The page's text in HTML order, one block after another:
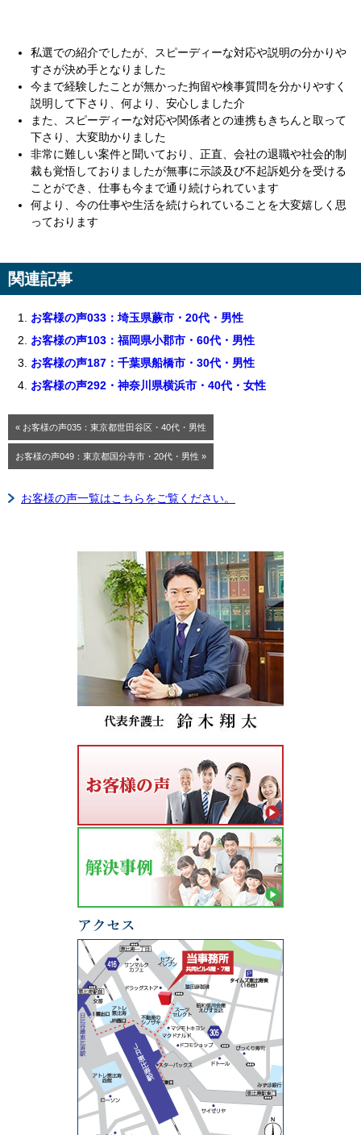
私選での紹介でしたが、スピーディーな対応や説明の分かりや
すさが決め手となりました
今まで経験したことが無かった拘留や検事質問を分かりやすく
説明して下さり、何より、安心しました介
また、スピーディーな対応や関係者との連携もきちんと取って
下さり、大変助かりました
非常に難しい案件と聞いており、正直、会社の退職や社会的制
裁も覚悟しておりましたが無事に示談及び不起訴処分を受ける
ことができ、仕事も今まで通り続けられています
何より、今の仕事や生活を続けられていることを大変嬉しく思
っております
関連記事
お客様の声033：埼玉県蕨市・20代・男性
お客様の声103：福岡県小郡市・60代・男性
お客様の声187：千葉県船橋市・30代・男性
お客様の声292・神奈川県横浜市・40代・女性
« お客様の声035：東京都世田谷区・40代・男性
お客様の声049：東京都国分寺市・20代・男性 »
お客様の声一覧はこちらをご覧ください。